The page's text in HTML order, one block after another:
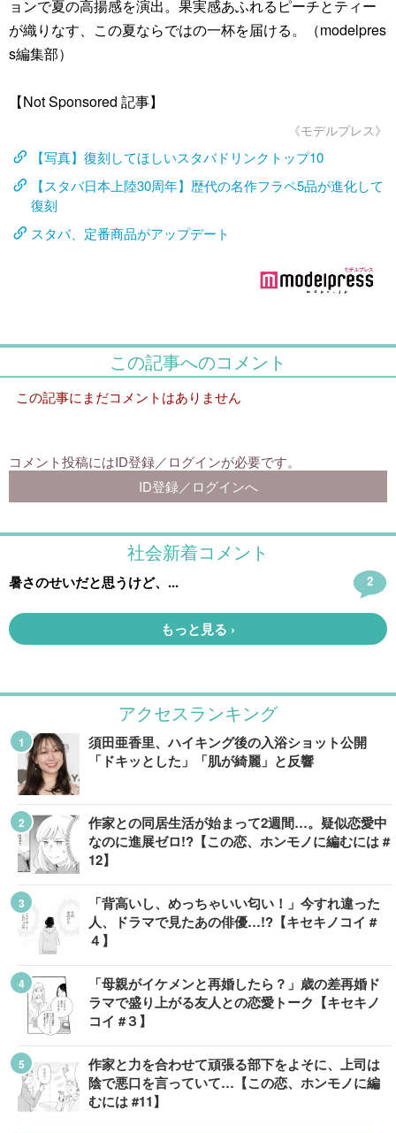
ョンで夏の高揚感を演出。果実感あふれるピーチとティー
が織りなす、この夏ならではの一杯を届ける。（modelpres
s編集部）
【Not Sponsored 記事】
《モデルプレス》
【写真】復刻してほしいスタバドリンクトップ10
【スタバ日本上陸30周年】歴代の名作フラペ5品が進化して
復刻
スタバ、定番商品がアップデート
アクセスランキング
須田亜香里、ハイキング後の入浴ショット公開
「ドキッとした」「肌が綺麗」と反響
作家との同居生活が始まって2週間…。疑似恋愛中
なのに進展ゼロ!?【この恋、ホンモノに編むには #
12】
「背高いし、めっちゃいい匂い！」今すれ違った
人、ドラマで見たあの俳優…!?【キセキノコイ #
４】
「母親がイケメンと再婚したら？」歳の差再婚ド
ラマで盛り上がる友人との恋愛トーク【キセキノ
コイ #３】
作家と力を合わせて頑張る部下をよそに、上司は
陰で悪口を言っていて…【この恋、ホンモノに編
むには #11】